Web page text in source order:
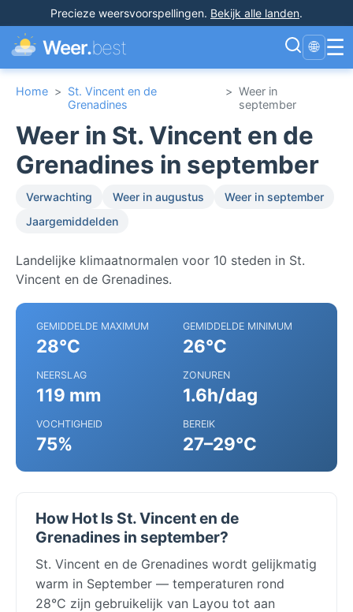
Precieze weersvoorspellingen. Bekijk alle landen.
Weer.best 🌐 ☰
Home > St. Vincent en de
Grenadines
> Weer in
september
Weer in St. Vincent en de
Grenadines in september
Verwachting Weer in augustus
Weer in september
Jaargemiddelden
Landelijke klimaatnormalen voor 10 steden in St.
Vincent en de Grenadines.
GEMIDDELDE MAXIMUM
28°C
GEMIDDELDE MINIMUM
26°C
NEERSLAG
119 mm
ZONUREN
1.6h/dag
VOCHTIGHEID
75%
BEREIK
27–29°C
How Hot Is St. Vincent en de
Grenadines in september?
St. Vincent en de Grenadines wordt gelijkmatig
warm in September — temperaturen rond
28°C zijn gebruikelijk van Layou tot aan